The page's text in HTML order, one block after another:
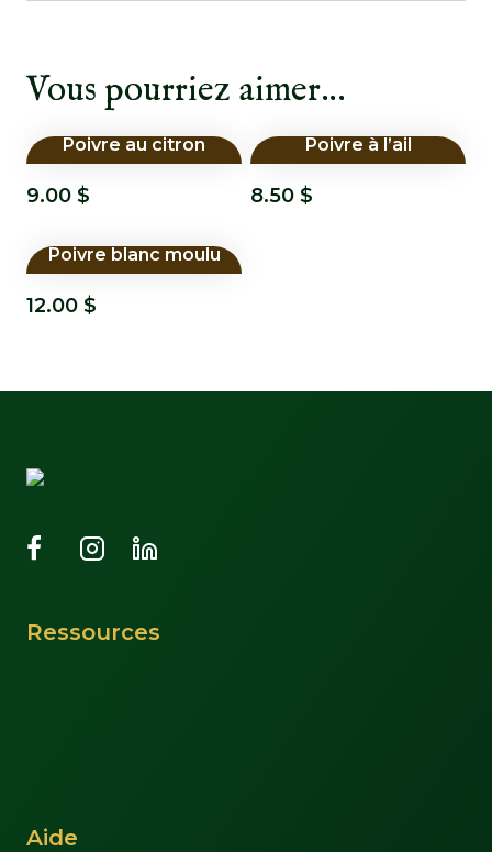
Vous pourriez aimer…
Poivre au citron
9.00 $
Poivre à l’ail
8.50 $
Poivre blanc moulu
12.00 $
Ressources
Aide